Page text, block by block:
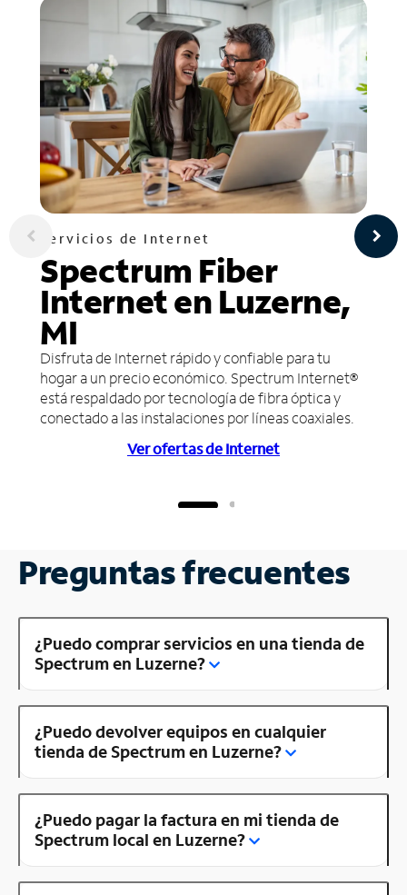
Servicios de Internet
Spectrum Fiber
Internet en Luzerne,
MI
Disfruta de Internet rápido y confiable para tu
hogar a un precio económico. Spectrum Internet®
está respaldado por tecnología de fibra óptica y
conectado a las instalaciones por líneas coaxiales.
Ver ofertas de Internet
Preguntas frecuentes
¿Puedo comprar servicios en una tienda de
Spectrum en Luzerne?
¿Puedo devolver equipos en cualquier
tienda de Spectrum en Luzerne?
¿Puedo pagar la factura en mi tienda de
Spectrum local en Luzerne?